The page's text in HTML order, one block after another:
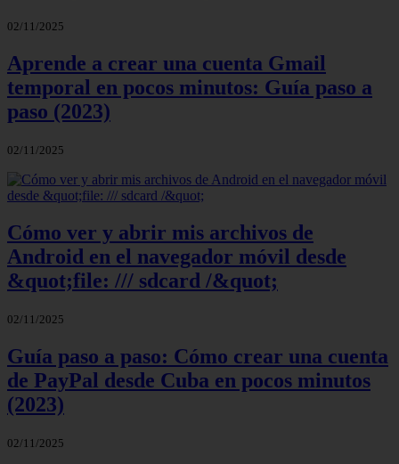
02/11/2025
Aprende a crear una cuenta Gmail
temporal en pocos minutos: Guía paso a
paso (2023)
02/11/2025
Cómo ver y abrir mis archivos de
Android en el navegador móvil desde
&quot;file: /// sdcard /&quot;
02/11/2025
Guía paso a paso: Cómo crear una cuenta
de PayPal desde Cuba en pocos minutos
(2023)
02/11/2025